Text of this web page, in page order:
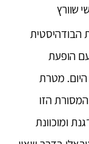
שוורץ
הבודהיסטית
הופעת
מטרת
הזו
ומוכוונת